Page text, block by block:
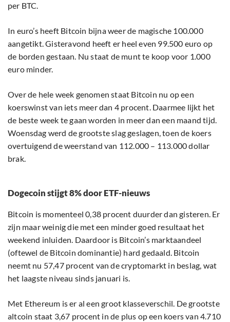
per BTC.
In euro’s heeft Bitcoin bijna weer de magische 100.000
aangetikt. Gisteravond heeft er heel even 99.500 euro op
de borden gestaan. Nu staat de munt te koop voor 1.000
euro minder.
Over de hele week genomen staat Bitcoin nu op een
koerswinst van iets meer dan 4 procent. Daarmee lijkt het
de beste week te gaan worden in meer dan een maand tijd.
Woensdag werd de grootste slag geslagen, toen de koers
overtuigend de weerstand van 112.000 – 113.000 dollar
brak.
Dogecoin stijgt 8% door ETF-nieuws
Bitcoin is momenteel 0,38 procent duurder dan gisteren. Er
zijn maar weinig die met een minder goed resultaat het
weekend inluiden. Daardoor is Bitcoin’s marktaandeel
(oftewel de Bitcoin dominantie) hard gedaald. Bitcoin
neemt nu 57,47 procent van de cryptomarkt in beslag, wat
het laagste niveau sinds januari is.
Met Ethereum is er al een groot klasseverschil. De grootste
altcoin staat 3,67 procent in de plus op een koers van 4.710